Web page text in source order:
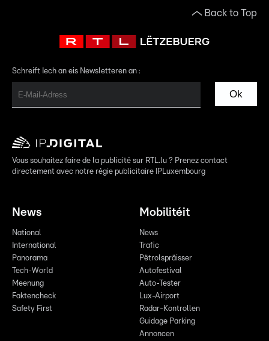
Back to Top
Schreift Iech an eis Newsletteren an :
Ok
Vous souhaitez faire de la publicité sur RTL.lu ? Prenez contact
directement avec notre régie publicitaire IPLuxembourg
News
National
International
Panorama
Tech-World
Meenung
Faktencheck
Safety First
Mobilitéit
News
Trafic
Pëtrolspräisser
Autofestival
Auto-Tester
Lux-Airport
Radar-Kontrollen
Guidage Parking
Annoncen